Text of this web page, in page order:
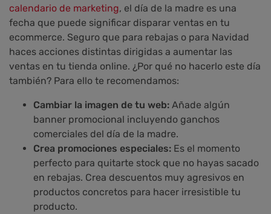
calendario de marketing, el día de la madre es una
fecha que puede significar disparar ventas en tu
ecommerce. Seguro que para rebajas o para Navidad
haces acciones distintas dirigidas a aumentar las
ventas en tu tienda online. ¿Por qué no hacerlo este día
también? Para ello te recomendamos:
Cambiar la imagen de tu web: Añade algún
banner promocional incluyendo ganchos
comerciales del día de la madre.
Crea promociones especiales: Es el momento
perfecto para quitarte stock que no hayas sacado
en rebajas. Crea descuentos muy agresivos en
productos concretos para hacer irresistible tu
producto.